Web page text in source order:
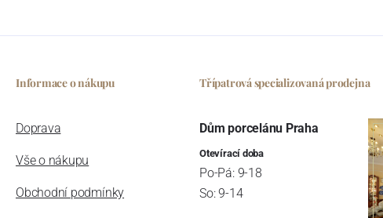
Informace o nákupu
Doprava
Vše o nákupu
Obchodní podmínky
Třípatrová specializovaná prodejna
Dům porcelánu Praha
Otevírací doba
Po-Pá: 9-18
So: 9-14